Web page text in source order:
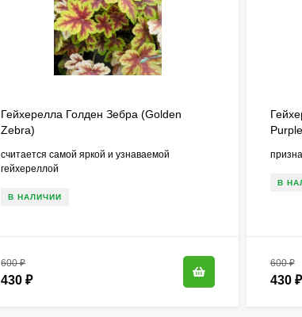
Гейхерелла Голден Зебра (Golden
Zebra)
считается самой яркой и узнаваемой
гейхереллой
В НАЛИЧИИ
600₽
430₽
В
600₽
430 ₽